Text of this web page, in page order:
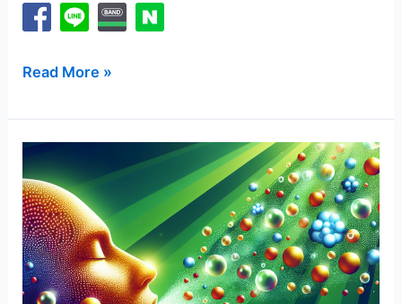
활
산
소
가
주
는
힘,
알
고
Read More »